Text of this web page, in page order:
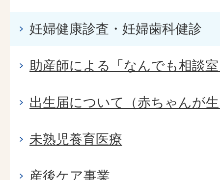
妊婦健康診査・妊婦歯科健診
助産師による「なんでも相談
出生届について（赤ちゃんが
未熟児養育医療
産後ケア事業